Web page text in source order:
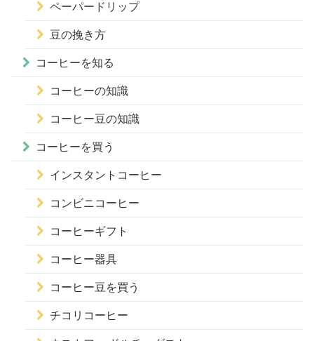
ペーパードリップ
豆の挽き方
コーヒーを知る
コーヒーの知識
コーヒー豆の知識
コーヒーを買う
インスタントコーヒー
コンビニコーヒー
コーヒーギフト
コーヒー器具
コーヒー豆を買う
チコリコーヒー